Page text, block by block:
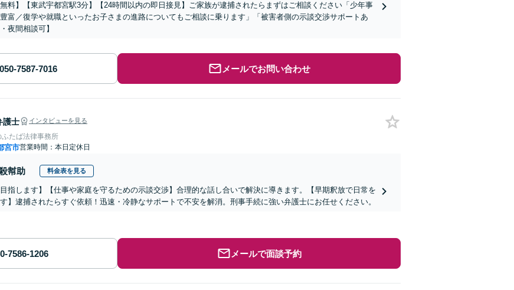
無料】【東武宇都宮駅3分】【24時間以内の即日接見】ご家族が逮捕されたらまずはご相談ください「少年事
富／復学や就職といったお子さまの進路についてもご相談に乗ります」「被害者側の示談交渉サポートあ
夜間相談可】
メールでお問い合わせ
護士 インタビューを見る
たば法律事務所
宮市営業時間：本日定休日
幇助 料金表を見る
目指します】【仕事や家庭を守るための示談交渉】合理的な話し合いで解決に導きます。【早期釈放で日常を
】逮捕されたらすぐ依頼！迅速・冷静なサポートで不安を解消。刑事手続に強い弁護士にお任せください。
メールで面談予約